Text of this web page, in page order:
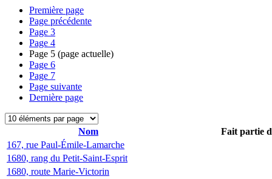
Première page
Page précédente
Page 3
Page 4
Page 5 (page actuelle)
Page 6
Page 7
Page suivante
Dernière page
Nom
Fait partie
167, rue Paul-Émile-Lamarche
1680, rang du Petit-Saint-Esprit
1680, route Marie-Victorin